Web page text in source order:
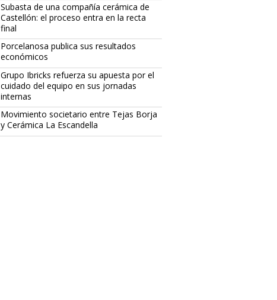
Subasta de una compañía cerámica de
Castellón: el proceso entra en la recta
final
Porcelanosa publica sus resultados
económicos
Grupo Ibricks refuerza su apuesta por el
cuidado del equipo en sus jornadas
internas
Movimiento societario entre Tejas Borja
y Cerámica La Escandella